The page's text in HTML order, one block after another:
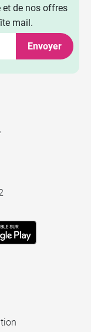
et de nos offres
mail.
Envoyer